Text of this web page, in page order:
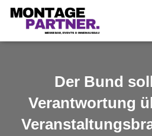
Der Bund
Verantwortung